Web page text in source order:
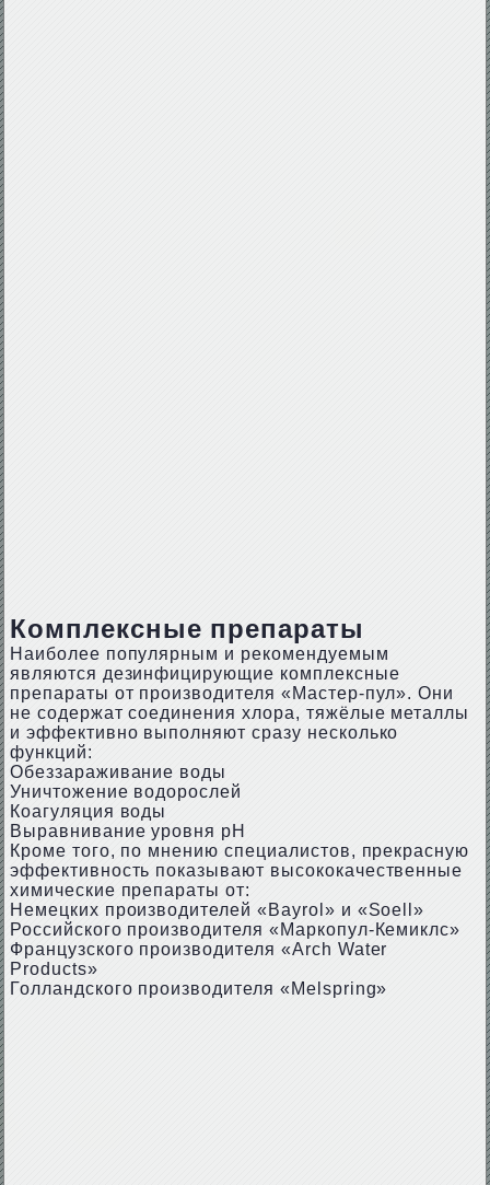
Комплексные препараты
Наиболее популярным и рекомендуемым
являются дезинфицирующие комплексные
препараты от производителя «Мастер-пул». Они
не содержат соединения хлора, тяжёлые металлы
и эффективно выполняют сразу несколько
функций:
Обеззараживание воды
Уничтожение водорослей
Коагуляция воды
Выравнивание уровня рН
Кроме того, по мнению специалистов, прекрасную
эффективность показывают высококачественные
химические препараты от:
Немецких производителей «Bayrol» и «Soell»
Российского производителя «Маркопул-Кемиклс»
Французского производителя «Arch Water
Products»
Голландского производителя «Melspring»